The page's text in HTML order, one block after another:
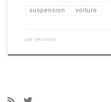
suspension voiture
par jmcourty